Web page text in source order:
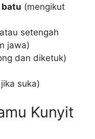
(mengikut
setengah
jawa)
dan diketuk)
suka)
Kunyit